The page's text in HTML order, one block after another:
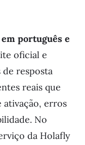
português e
oficial e
resposta
reais que
ativação, erros
No
da Holafly